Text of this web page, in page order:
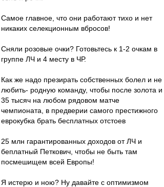
Самое главное, что они работают тихо и нет
никаких селекционным вбросов!
Сняли розовые очки? Готовьтесь к 1-2 очкам в
группе ЛЧ и 4 месту в ЧР.
Как же надо презирать собственных болел и не
любить- родную команду, чтобы после золота и
35 тысяч на любом рядовом матче
чемпионата, в предверии самого престижного
еврокубка брать бесплатных отстоев
25 млн гарантированных доходов от ЛЧ и
беплатный Петкович, чтобы не быть там
посмешищем всей Европы!
Я истерю и ною? Ну давайте с оптимизмом